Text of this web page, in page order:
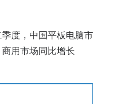
度，中国平板电脑市
用市场同比增长